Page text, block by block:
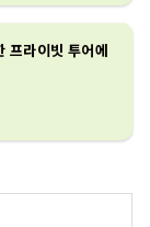
프라이빗 투어에